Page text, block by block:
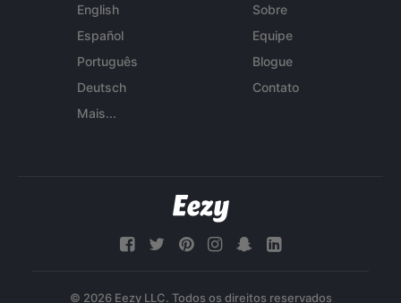
English
Español
Português
Deutsch
Mais...
Sobre
Equipe
Blogue
Contato
© 2026 Eezy LLC. Todos os direitos reservados